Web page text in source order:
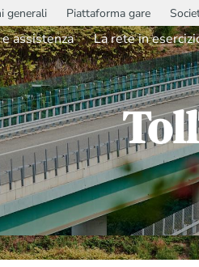
generali Piattaforma gare
assistenza La rete in